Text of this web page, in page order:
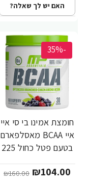
האם יש לך שאלה?
-35%
חומצת אמינו בי סי איי
איי BCAA מאסלפארם
בטעם פטל כחול 225
MusclePharm
₪104.00
₪160.00